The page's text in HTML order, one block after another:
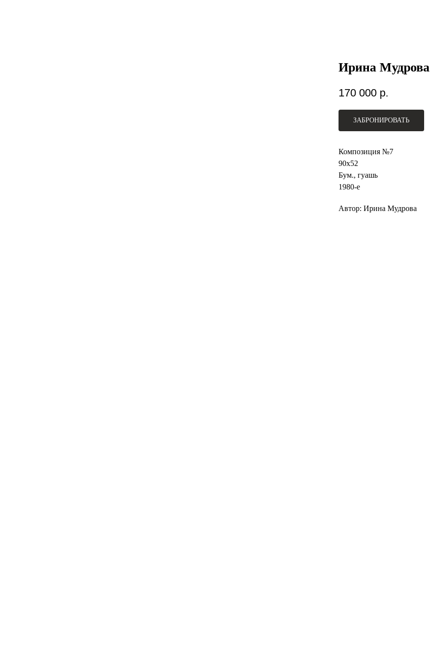
Ирина Мудрова
170 000 р.
ЗАБРОНИРОВАТЬ
Композиция №7
90х52
Бум., гуашь
1980-е
Автор: Ирина Мудрова